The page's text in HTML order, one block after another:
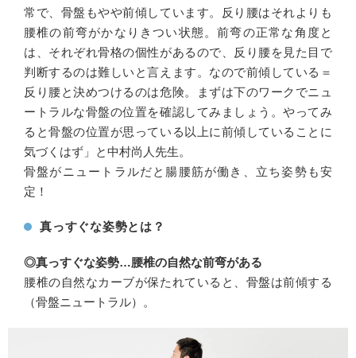
常で、骨盤もやや前傾しています。反り腰はそれよりも
腰椎の前弯がかなりきつい状態。前弯の正常な角度と
は、それぞれ骨格の個性があるので、反り腰を見た目で
判断するのは難しいと言えます。なので前傾している＝
反り腰と決めつけるのは危険。まずは下のワークでニュ
ートラルな骨盤の位置を確認してみましょう。やってみ
ると骨盤の位置が思っている以上に前傾していることに
気づくはず」と中村尚人先生。
骨盤がニュートラルだと腸腰筋が働き、立ち姿勢も安
定！
真っすぐな姿勢とは？
◎真っすぐな姿勢…腰椎の自然な前弯がある
腰椎の自然なカーブが保たれていると、骨盤は前傾する
（骨盤ニュートラル）。